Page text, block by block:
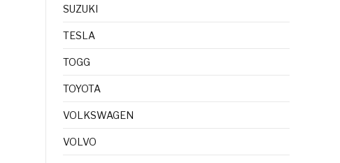
SUZUKI
TESLA
TOGG
TOYOTA
VOLKSWAGEN
VOLVO